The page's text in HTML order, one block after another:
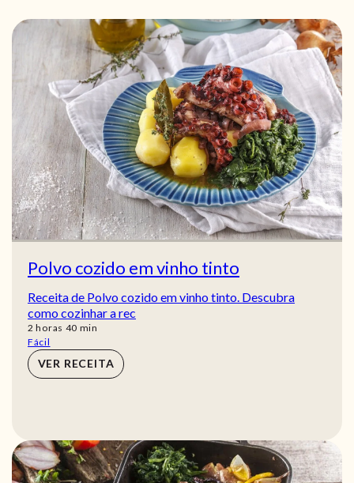
Polvo cozido em vinho tinto
Receita de Polvo cozido em vinho tinto. Descubra
como cozinhar a rec
2 horas
horas 40 min
min
Fácil
VER RECEITA